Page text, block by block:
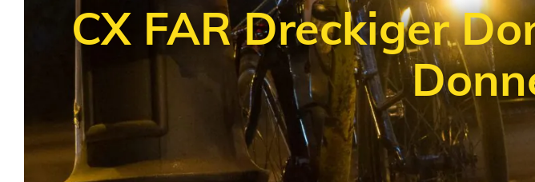
CX FAR Dreckiger